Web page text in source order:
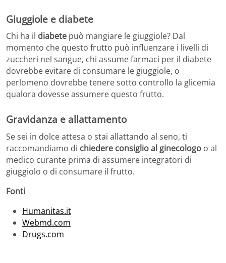
Giuggiole e diabete
Chi ha il diabete può mangiare le giuggiole? Dal
momento che questo frutto può influenzare i livelli di
zuccheri nel sangue, chi assume farmaci per il diabete
dovrebbe evitare di consumare le giuggiole, o
perlomeno dovrebbe tenere sotto controllo la glicemia
qualora dovesse assumere questo frutto.
Gravidanza e allattamento
Se sei in dolce attesa o stai allattando al seno, ti
raccomandiamo di chiedere consiglio al ginecologo o al
medico curante prima di assumere integratori di
giuggiolo o di consumare il frutto.
Fonti
Humanitas.it
Webmd.com
Drugs.com